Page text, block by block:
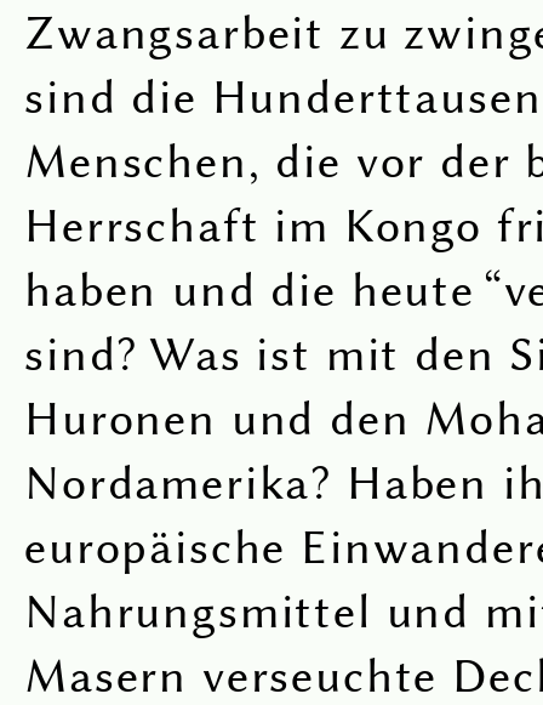
Zwangsarbeit zu
sind die
Menschen, die vor der
Herrschaft im Kongo
haben und die heute
sind? Was ist mit den
Huronen und den
Nordamerika? Haben
europäische
Nahrungsmittel und
Masern verseuchte